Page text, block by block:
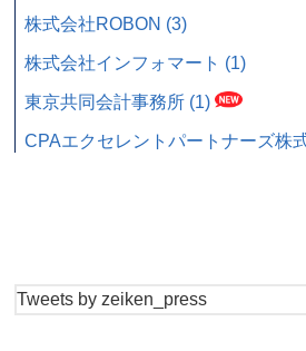
株式会社ROBON (3)
株式会社インフォマート (1)
東京共同会計事務所 (1)
CPAエクセレントパートナーズ株
Tweets by zeiken_press